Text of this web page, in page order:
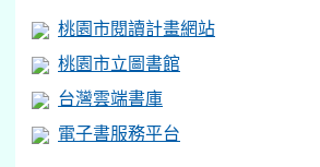
桃園市閱讀計畫網站
桃園市立圖書館
台灣雲端書庫
電子書服務平台